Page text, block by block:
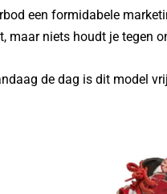
een formidabele
maar niets houdt je tegen
de dag is dit model